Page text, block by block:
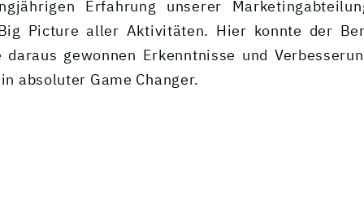
Erfahrung unserer
Picture aller Aktivitäten. Hier konnte der
daraus gewonnen Erkenntnisse und
absoluter Game Changer.